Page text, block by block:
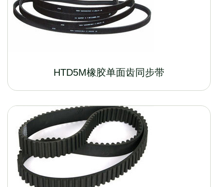
HTD5M橡胶单面齿同步带